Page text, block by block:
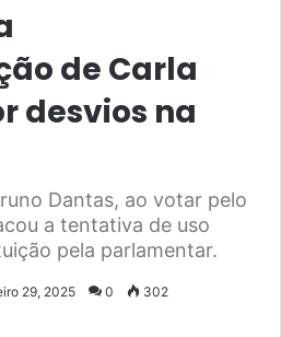
de Carla
desvios na
Dantas, ao votar pelo
a tentativa de uso
pela parlamentar.
29, 2025 0 302